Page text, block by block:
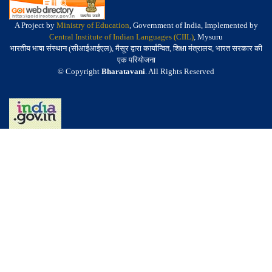
A Project by Ministry of Education, Government of India, Implemented by
Central Institute of Indian Languages (CIIL), Mysuru
भारतीय भाषा संस्थान (सीआईआईएल), मैसूर द्वारा कार्यान्वित, शिक्षा मंत्रालय, भारत सरकार की
एक परियोजना
© Copyright Bharatavani. All Rights Reserved